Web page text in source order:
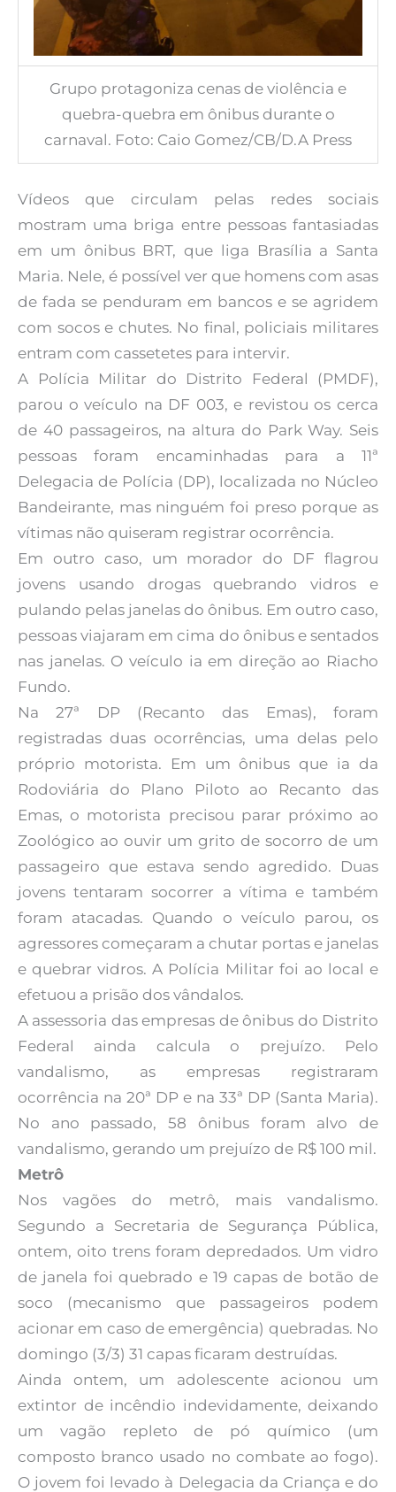
Grupo protagoniza cenas de violência e
quebra-quebra em ônibus durante o
carnaval. Foto: Caio Gomez/CB/D.A Press
Vídeos que circulam pelas redes sociais
mostram uma briga entre pessoas fantasiadas
em um ônibus BRT, que liga Brasília a Santa
Maria. Nele, é possível ver que homens com asas
de fada se penduram em bancos e se agridem
com socos e chutes. No final, policiais militares
entram com cassetetes para intervir.
A Polícia Militar do Distrito Federal (PMDF),
parou o veículo na DF 003, e revistou os cerca
de 40 passageiros, na altura do Park Way. Seis
pessoas foram encaminhadas para a 11ª
Delegacia de Polícia (DP), localizada no Núcleo
Bandeirante, mas ninguém foi preso porque as
vítimas não quiseram registrar ocorrência.
Em outro caso, um morador do DF flagrou
jovens usando drogas quebrando vidros e
pulando pelas janelas do ônibus. Em outro caso,
pessoas viajaram em cima do ônibus e sentados
nas janelas. O veículo ia em direção ao Riacho
Fundo.
Na 27ª DP (Recanto das Emas), foram
registradas duas ocorrências, uma delas pelo
próprio motorista. Em um ônibus que ia da
Rodoviária do Plano Piloto ao Recanto das
Emas, o motorista precisou parar próximo ao
Zoológico ao ouvir um grito de socorro de um
passageiro que estava sendo agredido. Duas
jovens tentaram socorrer a vítima e também
foram atacadas. Quando o veículo parou, os
agressores começaram a chutar portas e janelas
e quebrar vidros. A Polícia Militar foi ao local e
efetuou a prisão dos vândalos.
A assessoria das empresas de ônibus do Distrito
Federal ainda calcula o prejuízo. Pelo
vandalismo, as empresas registraram
ocorrência na 20ª DP e na 33ª DP (Santa Maria).
No ano passado, 58 ônibus foram alvo de
vandalismo, gerando um prejuízo de R$ 100 mil.
Metrô
Nos vagões do metrô, mais vandalismo.
Segundo a Secretaria de Segurança Pública,
ontem, oito trens foram depredados. Um vidro
de janela foi quebrado e 19 capas de botão de
soco (mecanismo que passageiros podem
acionar em caso de emergência) quebradas. No
domingo (3/3) 31 capas ficaram destruídas.
Ainda ontem, um adolescente acionou um
extintor de incêndio indevidamente, deixando
um vagão repleto de pó químico (um
composto branco usado no combate ao fogo).
O jovem foi levado à Delegacia da Criança e do